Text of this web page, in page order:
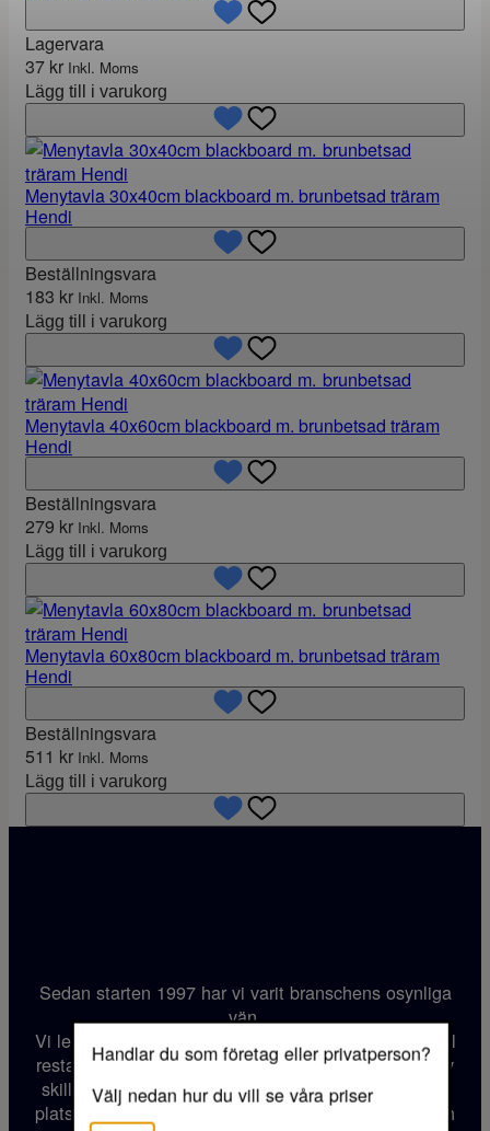
Lagervara
37 kr Inkl. Moms
Lägg till i varukorg
Menytavla 30x40cm blackboard m. brunbetsad träram
Hendi
Beställningsvara
183 kr Inkl. Moms
Lägg till i varukorg
Menytavla 40x60cm blackboard m. brunbetsad träram
Hendi
Beställningsvara
279 kr Inkl. Moms
Lägg till i varukorg
Menytavla 60x80cm blackboard m. brunbetsad träram
Hendi
Beställningsvara
511 kr Inkl. Moms
Lägg till i varukorg
Sedan starten 1997 har vi varit branschens osynliga
vän.
Vi levererar utrustning, maskiner, glas- och porslin till
restauranger och matsalar över hela Sverige. Upplev
skillnaden med Smörgåsbord – där varje kök blir en
plats för kulinarisk inspiration. Kontakta oss idag och
Handlar du som företag eller privatperson?
Välj nedan hur du vill se våra priser